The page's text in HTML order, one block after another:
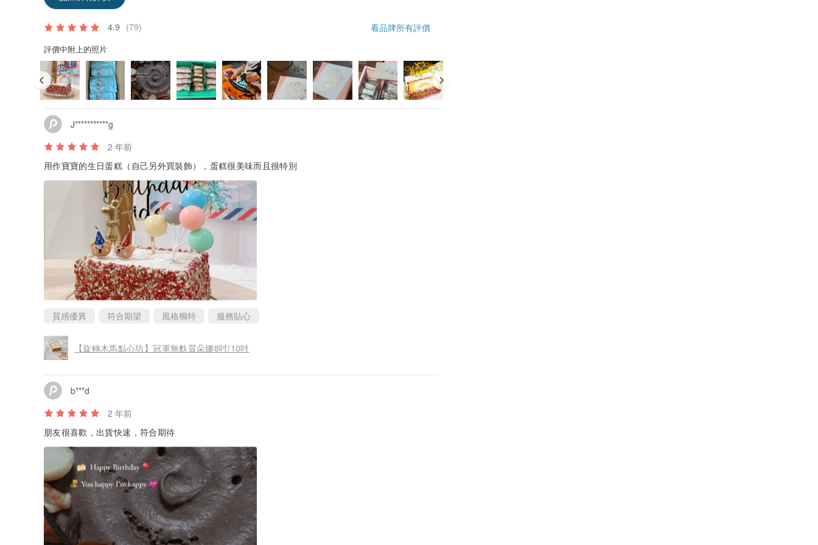
4.9 (79) 看品牌所有評價
評價中附上的照片
J***********g
2 年前
用作寶寶的生日蛋糕（自己另外買裝飾），蛋糕很美味而且很特別
質感優異 符合期望 風格獨特 服務貼心
【旋轉木馬點心坊】冠軍無麩質朵娜8吋/10吋
b***d
2 年前
朋友很喜歡，出貨快速，符合期待